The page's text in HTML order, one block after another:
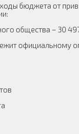
бюджета от
общества – 30
официальному
округа О.